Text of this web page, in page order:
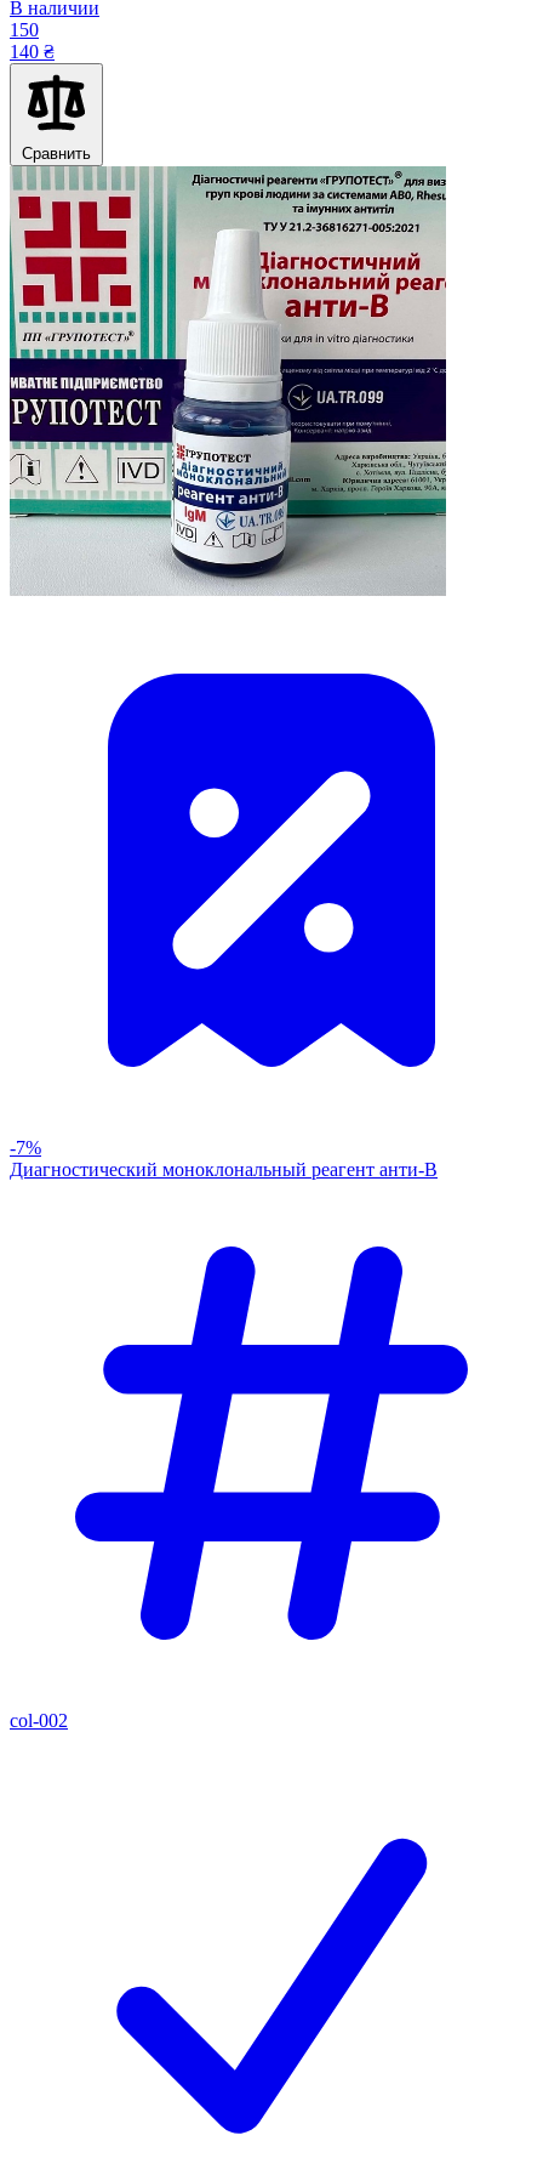
В наличии
150
140 ₴
Сравнить
-7%
Диагностический моноклональный реагент анти-В
col-002